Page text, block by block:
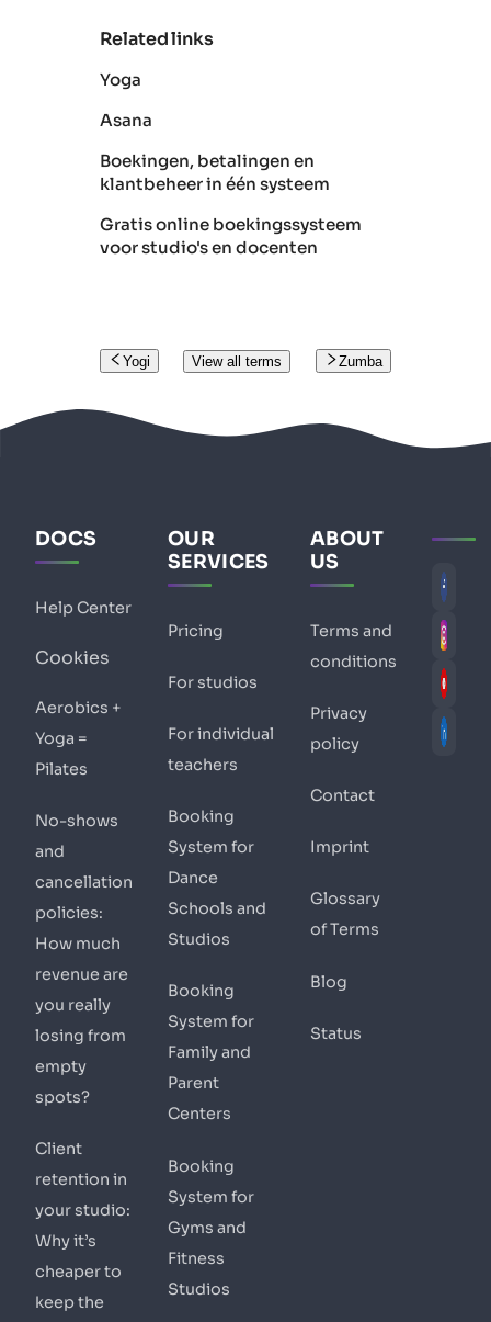
Related links
Yoga
Asana
Boekingen, betalingen en
klantbeheer in één systeem
Gratis online boekingssysteem
voor studio's en docenten
Yogi View all terms Zumba
DOCS
Help Center
Cookies
Aerobics +
Yoga =
Pilates
No-shows
and
cancellation
policies:
How much
revenue are
you really
losing from
empty
spots?
Client
retention in
your studio:
Why it’s
cheaper to
keep the
OUR
SERVICES
Pricing
For studios
For individual
teachers
Booking
System for
Dance
Schools and
Studios
Booking
System for
Family and
Parent
Centers
Booking
System for
Gyms and
Fitness
Studios
ABOUT
US
Terms and
conditions
Privacy
policy
Contact
Imprint
Glossary
of Terms
Blog
Status